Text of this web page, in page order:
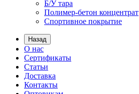
Б/У тара
Полимер-бетон концентрат
Спортивное покрытие
Назад
О нас
Сертификаты
Статьи
Доставка
Контакты